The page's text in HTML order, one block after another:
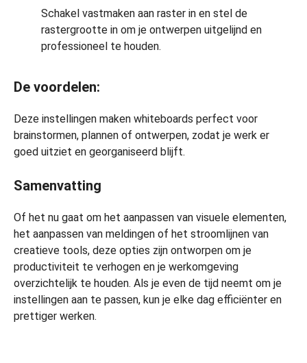
Schakel vastmaken aan raster in en stel de
rastergrootte in om je ontwerpen uitgelijnd en
professioneel te houden.
De voordelen:
Deze instellingen maken whiteboards perfect voor
brainstormen, plannen of ontwerpen, zodat je werk er
goed uitziet en georganiseerd blijft.
Samenvatting
Of het nu gaat om het aanpassen van visuele elementen,
het aanpassen van meldingen of het stroomlijnen van
creatieve tools, deze opties zijn ontworpen om je
productiviteit te verhogen en je werkomgeving
overzichtelijk te houden. Als je even de tijd neemt om je
instellingen aan te passen, kun je elke dag efficiënter en
prettiger werken.